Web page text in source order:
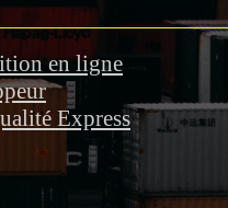
en ligne
Express